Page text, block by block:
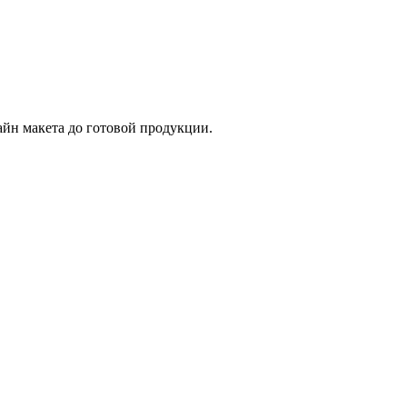
макета до готовой продукции.